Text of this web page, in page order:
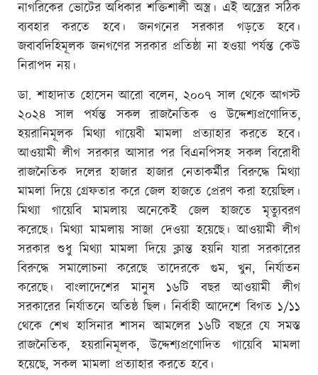
নাগরিকের ভোটের অধিকার শক্তিশালী অস্ত্র। এই অস্ত্রের সঠিক
ব্যবহার করতে হবে। জনগনের সরকার গড়তে হবে।
জবাবদিহিমূলক জনগণের সরকার প্রতিষ্ঠা না হওয়া পর্যন্ত কেউ
নিরাপদ নয়।
ডা. শাহাদাত হোসেন আরো বলেন, ২০০৭ সাল থেকে আগস্ট
২০২৪ সাল পর্যন্ত সকল রাজনৈতিক ও উদ্দেশ্যপ্রণোদিত,
হয়রানিমূলক মিথ্যা গায়েবী মামলা প্রত্যাহার করতে হবে।
আওয়ামী লীগ সরকার আসার পর বিএনপিসহ সকল বিরোধী
রাজনৈতিক দলের হাজার হাজার নেতাকর্মীর বিরুদ্ধে মিথ্যা
মামলা দিয়ে গ্রেফতার করে জেল হাজতে প্রেরণ করা হয়েছিল।
মিথ্যা গায়েবি মামলায় অনেকেই জেল হাজতে মৃত্যুবরণ
করেছে। মিথ্যা মামলায় সাজা দেওয়া হয়েছে। আওয়ামী লীগ
সরকার শুধু মিথ্যা মামলা দিয়ে ক্লান্ত হয়নি যারা সরকারের
বিরুদ্ধে সমালোচনা করেছে তাদেরকে গুম, খুন, নির্যাতন
করেছে। বাংলাদেশের মানুষ ১৬টি বছর আওয়ামী লীগ
সরকারের নির্যাতনে অতিষ্ঠ ছিল। নির্বাহী আদেশে বিগত ১/১১
থেকে শেখ হাসিনার শাসন আমলের ১৬টি বছরে যে সমস্ত
রাজনৈতিক, হয়রানিমূলক, উদ্দেশ্যপ্রণোদিত গায়েবি মামলা
হয়েছে, সকল মামলা প্রত্যাহার করতে হবে।